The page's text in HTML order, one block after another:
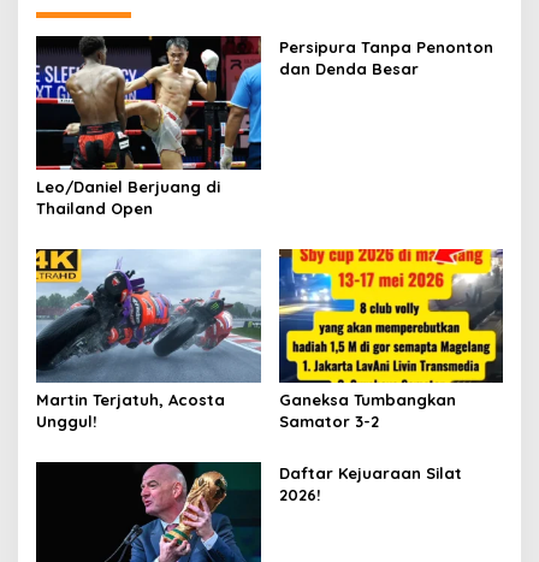
Leo/Daniel Berjuang di
Thailand Open
Persipura Tanpa Penonton
dan Denda Besar
Martin Terjatuh, Acosta
Unggul!
Ganeksa Tumbangkan
Samator 3-2
Daftar Kejuaraan Silat
2026!